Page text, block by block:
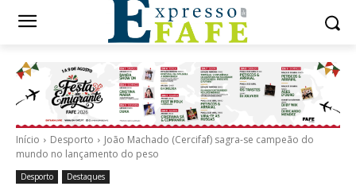
Início Desporto
João Machado (Cercifaf) sagra-se campeão do
mundo no lançamento do peso
Desporto Destaques